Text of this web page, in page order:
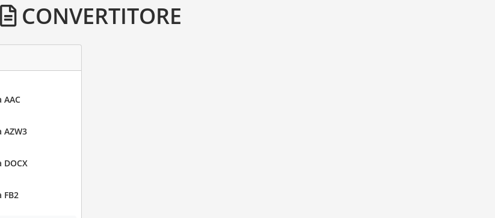
CONVERTITORE
AAC
AZW3
DOCX
FB2